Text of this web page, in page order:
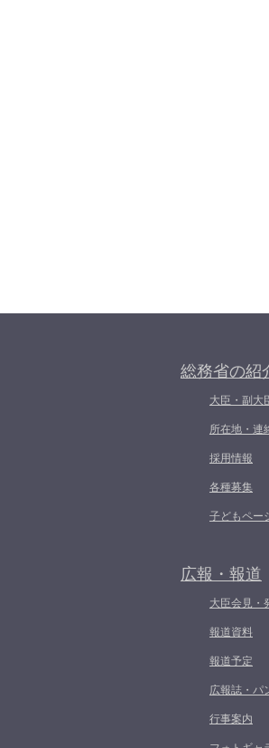
総務省の紹
大臣・副大
所在地・連
採用情報
各種募集
子どもペー
広報・報道
大臣会見・
報道資料
報道予定
広報誌・パ
行事案内